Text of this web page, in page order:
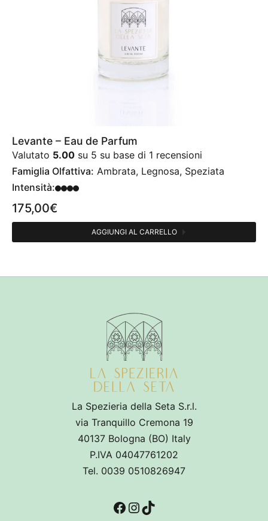
CATEGORIE
PROFUMIERE
Pierre Flores
Levante – Eau de Parfum
Valutato 5.00 su 5 su base di 1 recensioni
Famiglia Olfattiva: Ambrata, Legnosa, Speziata
Intensità:
175,00€
AGGIUNGI AL CARRELLO
La Spezieria della Seta S.r.l.
via Tranquillo Cremona 19
40137 Bologna (BO) Italy
P.IVA 04047761202
Tel. 0039 0510826947
Facebook Instagram